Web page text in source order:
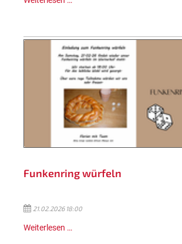
Funkenring würfeln
21.02.2026 18:00
Weiterlesen …